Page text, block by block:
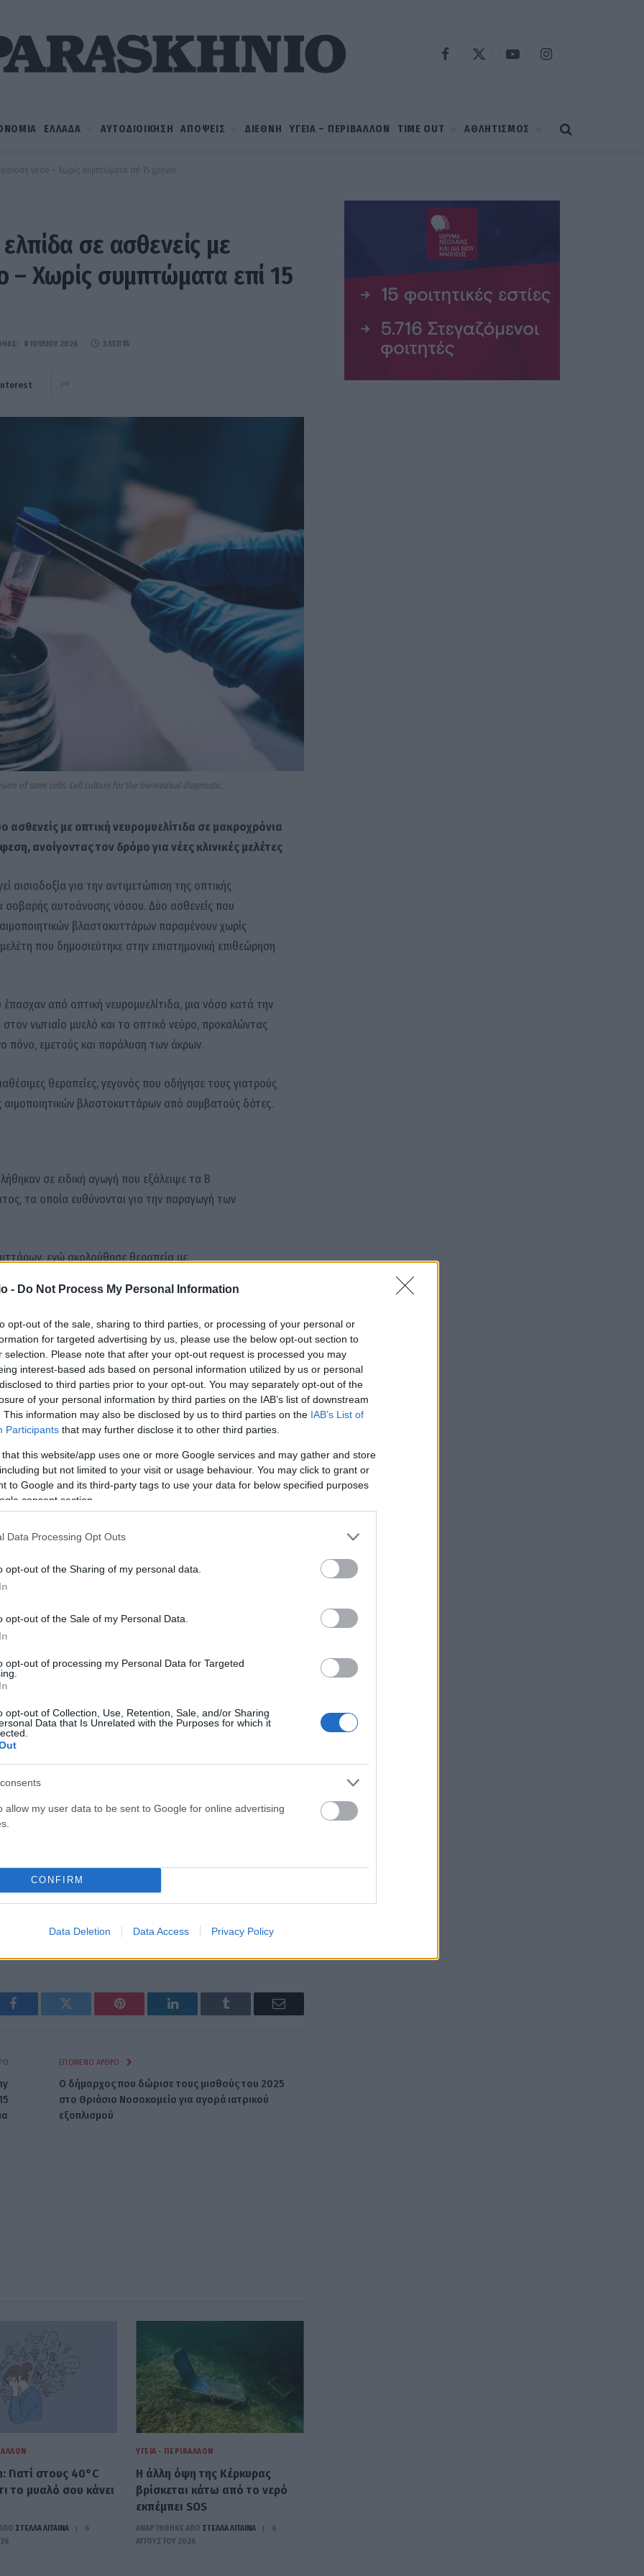
- Do Not Process My Personal Information
opt-out of the sale, sharing to third parties, or processing of your personal or
for targeted advertising by us, please use the below opt-out section to
selection. Please note that after your opt-out request is processed you may
interest-based ads based on personal information utilized by us or personal
to third parties prior to your opt-out. You may separately opt-out of the
of your personal information by third parties on the IAB’s list of downstream
This information may also be disclosed by us to third parties on the IAB’s List of
Participants that may further disclose it to other third parties.
that this website/app uses one or more Google services and may gather and store
but not limited to your visit or usage behaviour. You may click to grant or
to Google and its third-party tags to use your data for below specified purposes
consent section.
Data Processing Opt Outs
opt-out of the Sharing of my personal data.
opt-out of the Sale of my Personal Data.
opt-out of processing my Personal Data for Targeted
opt-out of Collection, Use, Retention, Sale, and/or Sharing
Data that Is Unrelated with the Purposes for which it
allow my user data to be sent to Google for online advertising
CONFIRM
Data Deletion Data Access Privacy Policy
Facebook
X
YouTubeInstagram
ΕΛΛΑΔΑ ΑΥΤΟΔΙΟΙΚΗΣΗ ΑΠΟΨΕΙΣ ΔΙΕΘΝΗ ΥΓΕΙΑ – ΠΕΡΙΒΑΛΛΟΝ TIME OUT ΑΘΛΗΤΙΣΜΟΣ
νόσο – Χωρίς συμπτώματα επί 15 χρόνια
σε ασθενείς με
– Χωρίς συμπτώματα επί 15
8 ΙΟΥΛΊΟΥ 2026 3 ΛΕΠΤΆ
of stem cells. Cell culture for the biomedical diagnostic.
με οπτική νευρομυελίτιδα σε μακροχρόνια
ανοίγοντας τον δρόμο για νέες κλινικές μελέτες
αισιοδοξία για την αντιμετώπιση της οπτικής
σοβαρής αυτοάνοσης νόσου. Δύο ασθενείς που
βλαστοκυττάρων παραμένουν χωρίς
που δημοσιεύτηκε στην επιστημονική επιθεώρηση
έπασχαν από οπτική νευρομυελίτιδα, μια νόσο κατά την
νωτιαίο μυελό και το οπτικό νεύρο, προκαλώντας
πόνο, εμετούς και παράλυση των άκρων.
θεραπείες, γεγονός που οδήγησε τους γιατρούς
αιμοποιητικών βλαστοκυττάρων από συμβατούς δότες.
σε ειδική αγωγή που εξάλειψε τα Β
τα οποία ευθύνονται για την παραγωγή των
ενώ ακολούθησε θεραπεία με
να μειωθεί ο κίνδυνος απόρριψης και επιπλοκών.
2009 και κατάφερε να επιστρέψει σε φυσιολογική
Η δεύτερη ασθενής ακολούθησε το 2010 και
αγωγή για τη νόσο.
αλλά επιφυλακτικοί
είναι ιδιαίτερα ενθαρρυντικά, χωρίς όμως να κάνουν
παρέμεινε σταθερό και παρουσίασε
ρύθμιση. Τα ευρήματα δείχνουν ότι, σε
ανοσοποιητικού συστήματος μπορεί να προσφέρει
θεραπευτικό αποτέλεσμα», αναφέρεται στη μελέτη.
από το Πανεπιστήμιο Τεχνολογίας του Σίδνεϊ
λόγος για πλήρη ίαση, η συγκεκριμένη θεραπεία
ασθένειας.
ότι η θεραπεία συνοδεύεται από σημαντικούς
επιπλοκές μετά τη μεταμόσχευση, μεταξύ των
κλινική μελέτη, με στόχο να αξιολογηθεί η ασφάλεια
που θα μπορούσαν να ωφεληθούν περισσότερο και να
κινδύνους.
είναι η πρώτη φορά που η συγκεκριμένη μορφή
νευρομυελίτιδα, ανοίγοντας νέες προοπτικές για τη
Facebook Twitter Pinterest LinkedIn Tumblr Email
ΕΠΌΜΕΝΟ ΆΡΘΡΟ
Ο δήμαρχος που δώρισε τους μισθούς του 2025
στο Θριάσιο Νοσοκομείο για αγορά ιατρικού
εξοπλισμού
Γιατί στους 40°C
το μυαλό σου κάνει
ΣΤΈΛΛΑ ΛΊΤΑΙΝΑ
6
ΥΓΕΊΑ - ΠΕΡΙΒΆΛΛΟΝ
Η άλλη όψη της Κέρκυρας
βρίσκεται κάτω από το νερό
εκπέμπει SOS
ΑΝΑΡΤΗΘΗΚΕ ΑΠΟ ΣΤΈΛΛΑ ΛΊΤΑΙΝΑ
6
ΑΥΓΟΎΣΤΟΥ 2026